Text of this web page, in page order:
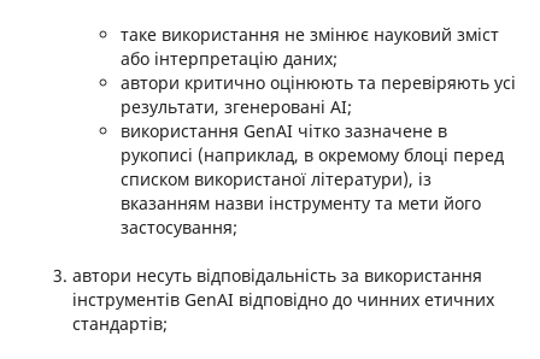
таке використання не змінює науковий зміст
або інтерпретацію даних;
автори критично оцінюють та перевіряють усі
результати, згенеровані AI;
використання GenAI чітко зазначене в
рукописі (наприклад, в окремому блоці перед
списком використаної літератури), із
вказанням назви інструменту та мети його
застосування;
автори несуть відповідальність за використання
інструментів GenAI відповідно до чинних етичних
стандартів;